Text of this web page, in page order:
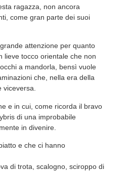
ragazza, non ancora
come gran parte dei suoi
attenzione per quanto
lieve tocco orientale che non
a mandorla, bensì vuole
che, nella era della
viceversa.
e in cui, come ricorda il bravo
di una improbabile
in divenire.
e che ci hanno
di trota, scalogno, sciroppo di